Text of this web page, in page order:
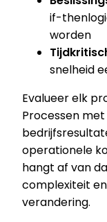
if-
worden
snelheid
Evalueer elk
Processen
operationele
hangt af van
complexiteit
verandering.